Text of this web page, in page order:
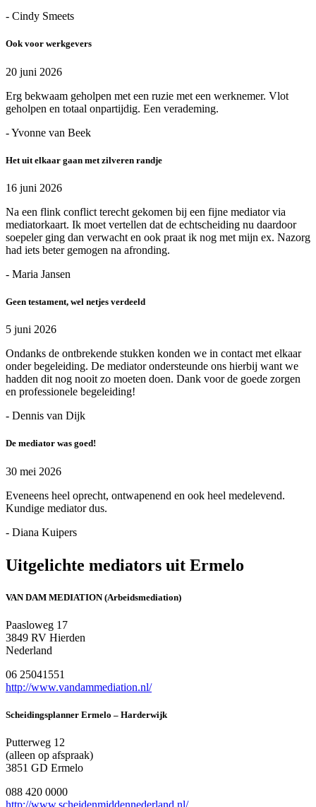
- Cindy Smeets
Ook voor werkgevers
20 juni 2026
Erg bekwaam geholpen met een ruzie met een werknemer. Vlot
geholpen en totaal onpartijdig. Een verademing.
- Yvonne van Beek
Het uit elkaar gaan met zilveren randje
16 juni 2026
Na een flink conflict terecht gekomen bij een fijne mediator via
mediatorkaart. Ik moet vertellen dat de echtscheiding nu daardoor
soepeler ging dan verwacht en ook praat ik nog met mijn ex. Nazorg
had iets beter gemogen na afronding.
- Maria Jansen
Geen testament, wel netjes verdeeld
5 juni 2026
Ondanks de ontbrekende stukken konden we in contact met elkaar
onder begeleiding. De mediator ondersteunde ons hierbij want we
hadden dit nog nooit zo moeten doen. Dank voor de goede zorgen
en professionele begeleiding!
- Dennis van Dijk
De mediator was goed!
30 mei 2026
Eveneens heel oprecht, ontwapenend en ook heel medelevend.
Kundige mediator dus.
- Diana Kuipers
Uitgelichte mediators uit Ermelo
VAN DAM MEDIATION (Arbeidsmediation)
Paasloweg 17
3849 RV Hierden
Nederland
06 25041551
http://www.vandammediation.nl/
Scheidingsplanner Ermelo – Harderwijk
Putterweg 12
(alleen op afspraak)
3851 GD Ermelo
088 420 0000